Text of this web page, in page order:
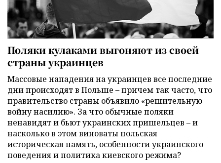
Поляки кулаками выгоняют из своей
страны украинцев
Массовые нападения на украинцев все последние
дни происходят в Польше – причем так часто, что
правительство страны объявило «решительную
войну насилию». За что обычные поляки
ненавидят и бьют украинских пришельцев – и
насколько в этом виноваты польская
историческая память, особенности украинского
поведения и политика киевского режима?